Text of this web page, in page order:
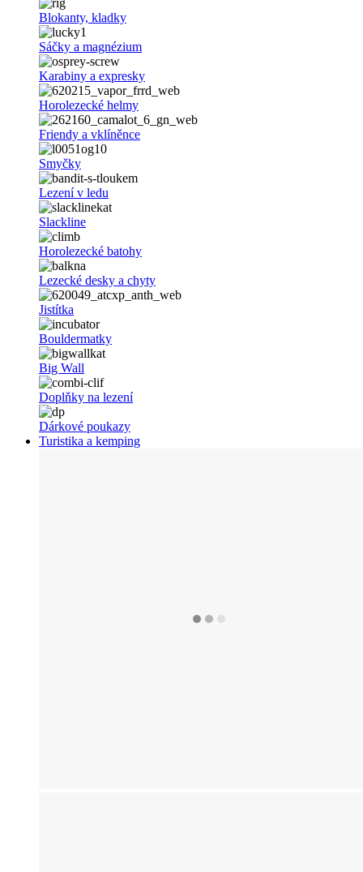
Blokanty, kladky
Sáčky a magnézium
Karabiny a expresky
Horolezecké helmy
Friendy a vklíněnce
Smyčky
Lezení v ledu
Slackline
Horolezecké batohy
Lezecké desky a chyty
Jistítka
Bouldermatky
Big Wall
Doplňky na lezení
Dárkové poukazy
Turistika a kemping